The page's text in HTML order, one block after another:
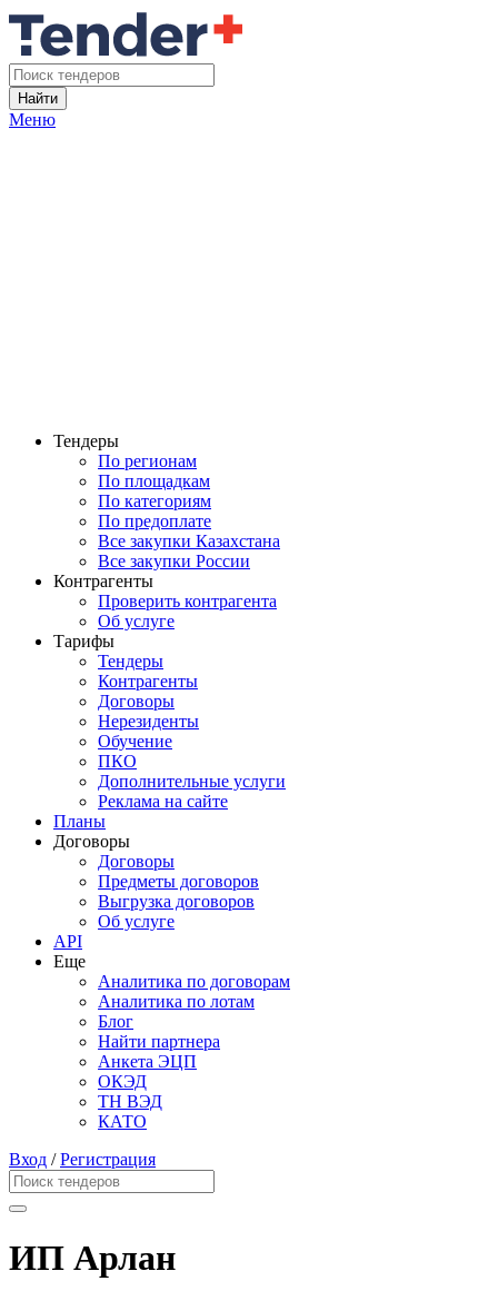
Найти
Меню
Тендеры
По регионам
По площадкам
По категориям
По предоплате
Все закупки Казахстана
Все закупки России
Контрагенты
Проверить контрагента
Об услуге
Тарифы
Тендеры
Контрагенты
Договоры
Нерезиденты
Обучение
ПКО
Дополнительные услуги
Реклама на сайте
Планы
Договоры
Договоры
Предметы договоров
Выгрузка договоров
Об услуге
API
Еще
Аналитика по договорам
Аналитика по лотам
Блог
Найти партнера
Анкета ЭЦП
ОКЭД
ТН ВЭД
КАТО
Вход /Регистрация
ИП Арлан